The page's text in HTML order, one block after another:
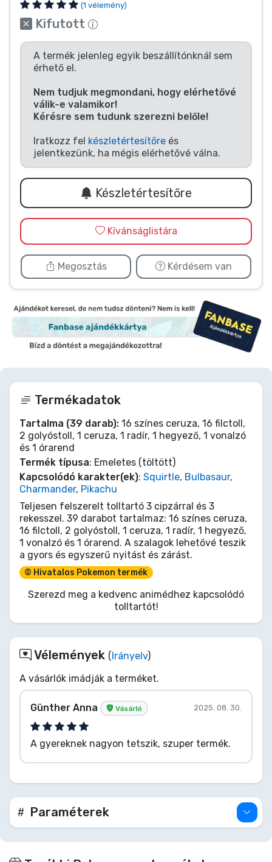
(1 vélemény)
Kifutott
A termék jelenleg egyik beszállítónknál sem
érhető el.
Nem tudjuk megmondani, hogy elérhetővé
válik-e valamikor!
Kérésre sem tudunk szerezni belőle!
Iratkozz fel készletértesítőre és
jelentkezünk, ha mégis elérhetővé válna.
Készletértesítőre
Kívánságlistára
Megosztás Kérdésem van
Termékadatok
Tartalma (39 darab): 16 színes ceruza, 16 filctoll,
2 golyóstoll, 1 ceruza, 1 radír, 1 hegyező, 1 vonalzó
és 1 órarend
Termék típusa: Emeletes (töltött)
Kapcsolódó karakter(ek): Squirtle, Bulbasaur,
Charmander, Pikachu
Teljesen felszerelt tolltartó 3 cipzárral és 3
rekesszel. 39 darabot tartalmaz: 16 színes ceruza,
16 filctoll, 2 golyóstoll, 1 ceruza, 1 radír, 1 hegyező,
1 vonalzó és 1 órarend. A szalagok lehetővé teszik
a gyors és egyszerű nyitást és zárást.
© Hivatalos Pokemon termék
Szerezd meg a kedvenc animédhez kapcsolódó
tolltartót!
Vélemények ( Irányelv)
A vásárlók imádják a terméket.
Günther Anna Vásárló 2025. 08. 30.
A gyereknek nagyon tetszik, szuper termék.
Paraméterek
Sportos cuccok
Zenés cuccok
Terméktípusok
Márkák